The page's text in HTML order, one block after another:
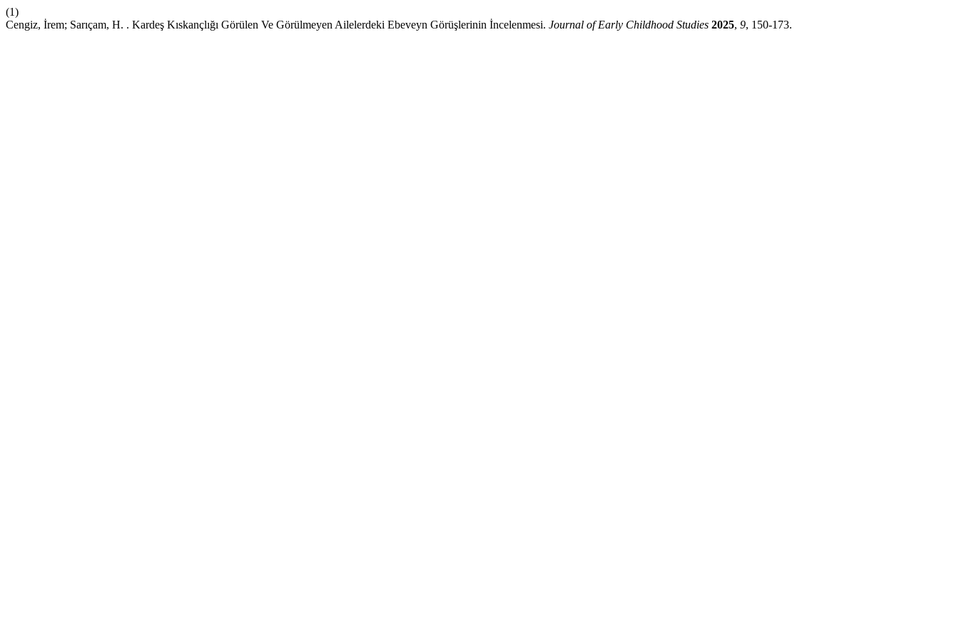
(1)
Cengiz, İrem; Sarıçam, H. . Kardeş Kıskançlığı Görülen Ve Görülmeyen Ailelerdeki Ebeveyn Görüşlerinin İncelenmesi. Journal of Early Childhood Studies 2025, 9, 150-173.